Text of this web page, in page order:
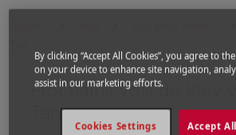
Prochains Vols de Kiev
Tan
Aucun tarif trouvé pour les
By clicking “Accept All Cookies”, you agree to
on your device to enhance site navigation,
assist in our marketing efforts.
Accept
Cookies Settings